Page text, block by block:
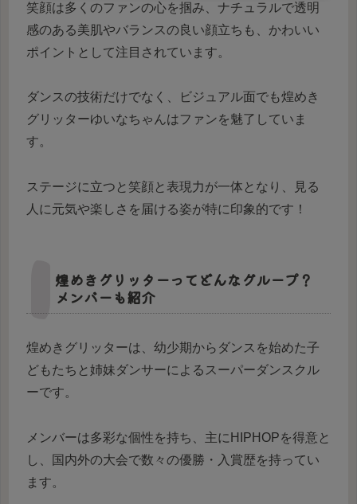
笑顔は多くのファンの心を掴み、ナチュラルで透明
感のある美肌やバランスの良い顔立ちも、かわいい
ポイントとして注目されています。
ダンスの技術だけでなく、ビジュアル面でも煌めき
グリッターゆいなちゃんはファンを魅了していま
す。
ステージに立つと笑顔と表現力が一体となり、見る
人に元気や楽しさを届ける姿が特に印象的です！
煌めきグリッターってどんなグループ？
メンバーも紹介
煌めきグリッターは、幼少期からダンスを始めた子
どもたちと姉妹ダンサーによるスーパーダンスクル
ーです。
メンバーは多彩な個性を持ち、主にHIPHOPを得意と
し、国内外の大会で数々の優勝・入賞歴を持ってい
ます。